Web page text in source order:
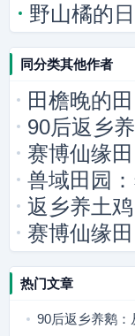
野山橘的
同分类其他作者
田檐晚的
90后返乡
赛博仙缘
兽域田园
返乡养土
赛博仙缘
热门文章
90后返乡养鹅：